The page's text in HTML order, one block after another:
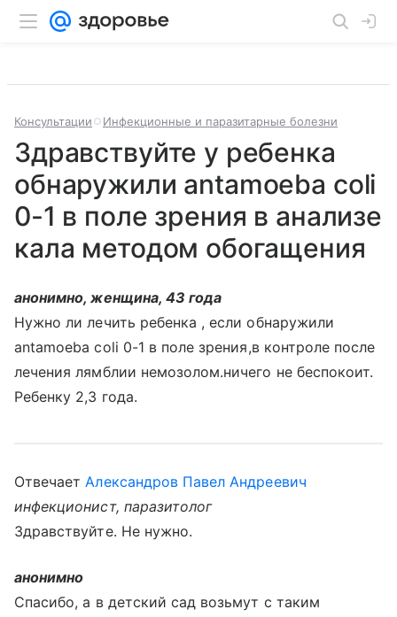
Консультации Инфекционные и паразитарные болезни
Здравствуйте у ребенка
обнаружили antamoeba coli
0-1 в поле зрения в анализе
кала методом обогащения
анонимно, женщина, 43 года
Нужно ли лечить ребенка , если обнаружили
antamoeba coli 0-1 в поле зрения,в контроле после
лечения лямблии немозолом.ничего не беспокоит.
Ребенку 2,3 года.
ОтвечаетАлександров Павел Андреевич
инфекционист, паразитолог
Здравствуйте. Не нужно.
анонимно
Спасибо, а в детский сад возьмут с таким